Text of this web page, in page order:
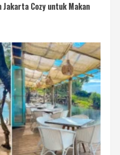
Cozy untuk Makan